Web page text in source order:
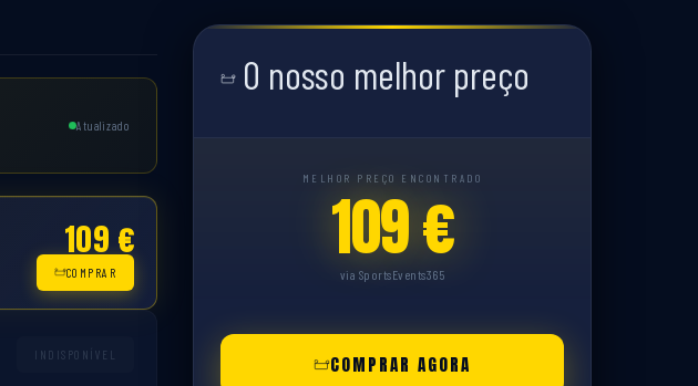
Atualizado
109 €
COMPRAR
INDISPONÍVEL
O nosso melhor preço
MELHOR PREÇO ENCONTRADO
109 €
via SportsEvents365
COMPRAR AGORA